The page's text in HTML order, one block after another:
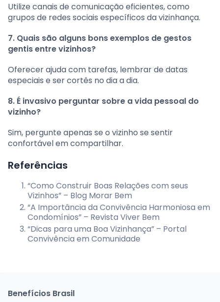
Utilize canais de comunicação eficientes, como
grupos de redes sociais específicos da vizinhança.
7. Quais são alguns bons exemplos de gestos
gentis entre vizinhos?
Oferecer ajuda com tarefas, lembrar de datas
especiais e ser cortês no dia a dia.
8. É invasivo perguntar sobre a vida pessoal do
vizinho?
Sim, pergunte apenas se o vizinho se sentir
confortável em compartilhar.
Referências
“Como Construir Boas Relações com seus
Vizinhos” – Blog Morar Bem
“A Importância da Convivência Harmoniosa em
Condomínios” – Revista Viver Bem
“Dicas para uma Boa Vizinhança” – Portal
Convivência em Comunidade
Benefícios Brasil